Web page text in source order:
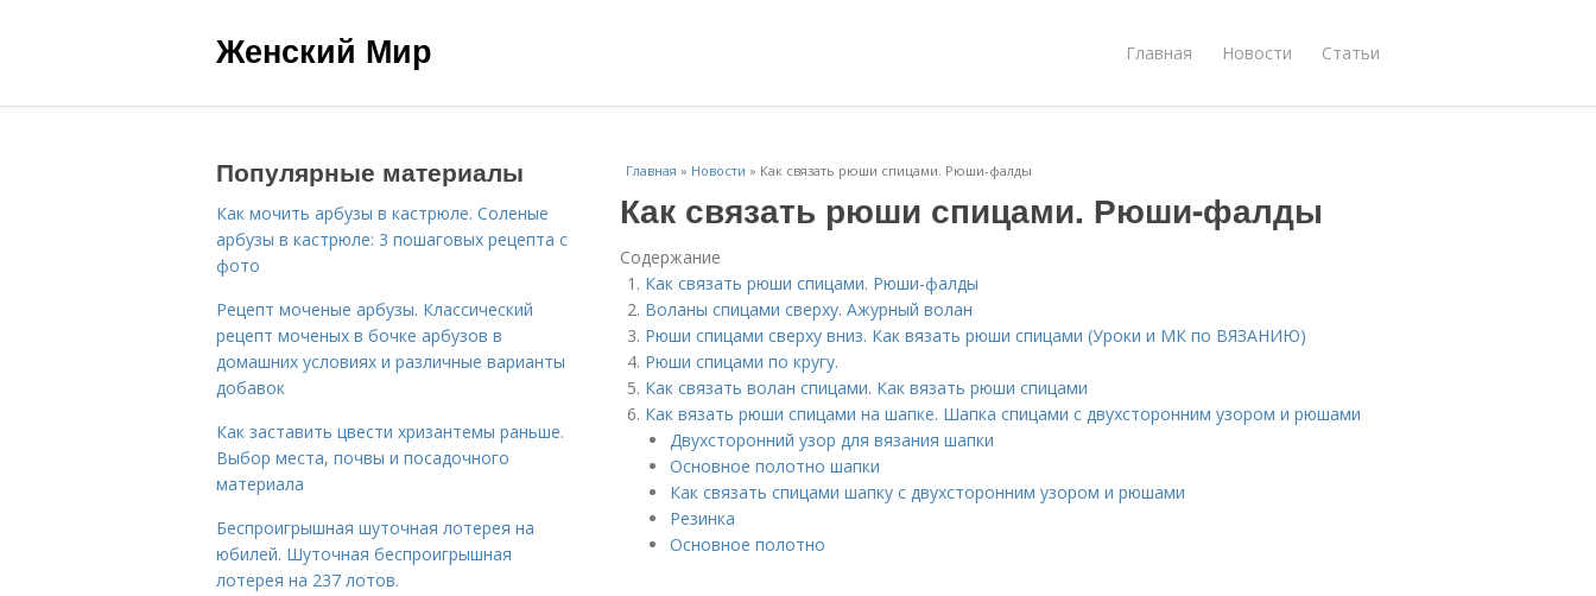
Женский Мир Главная Новости Статьи
Главная » Новости » Как связать рюши спицами. Рюши-фалды
Как связать рюши спицами. Рюши-фалды
Содержание
Как связать рюши спицами. Рюши-фалды
Воланы спицами сверху. Ажурный волан
Рюши спицами сверху вниз. Как вязать рюши спицами (Уроки и МК по ВЯЗАНИЮ)
Рюши спицами по кругу.
Как связать волан спицами. Как вязать рюши спицами
Как вязать рюши спицами на шапке. Шапка спицами с двухсторонним узором и рюшами
Двухсторонний узор для вязания шапки
Основное полотно шапки
Как связать спицами шапку с двухсторонним узором и рюшами
Резинка
Основное полотно
Популярные материалы
Как мочить арбузы в кастрюле. Соленые
арбузы в кастрюле: 3 пошаговых рецепта с
фото
Рецепт моченые арбузы. Классический
рецепт моченых в бочке арбузов в
домашних условиях и различные варианты
добавок
Как заставить цвести хризантемы раньше.
Выбор места, почвы и посадочного
материала
Беспроигрышная шуточная лотерея на
юбилей. Шуточная беспроигрышная
лотерея на 237 лотов.